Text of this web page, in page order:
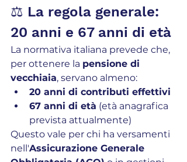
⚖️ La regola generale:
20 anni e 67 anni di età
La normativa italiana prevede che,
per ottenere la pensione di
vecchiaia, servano almeno:
20 anni di contributi effettivi
67 anni di età (età anagrafica
prevista attualmente)
Questo vale per chi ha versamenti
nell'Assicurazione Generale